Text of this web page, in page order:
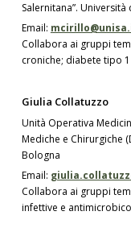
Salernitana”.
Email:
Collabora ai gruppi
croniche; diabete tipo 1
Giulia Collatuzzo
Unità Operativa
Mediche e Chirurgiche
Bologna
Email:
Collabora ai gruppi
infettive e